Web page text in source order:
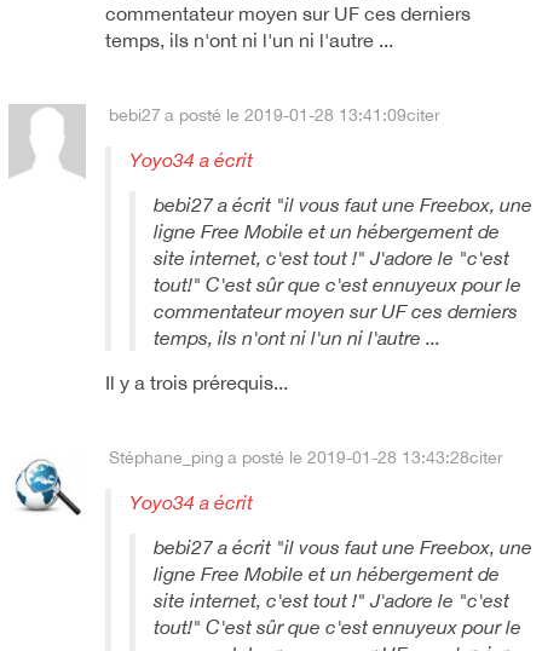
commentateur moyen sur UF ces derniers
temps, ils n'ont ni l'un ni l'autre ...
bebi27 a posté le 2019-01-28 13:41:09citer
Yoyo34 a écrit
bebi27 a écrit "il vous faut une Freebox, une
ligne Free Mobile et un hébergement de
site internet, c'est tout !" J'adore le "c'est
tout!" C'est sûr que c'est ennuyeux pour le
commentateur moyen sur UF ces derniers
temps, ils n'ont ni l'un ni l'autre ...
Il y a trois prérequis...
Stéphane_ping a posté le 2019-01-28 13:43:28citer
Yoyo34 a écrit
bebi27 a écrit "il vous faut une Freebox, une
ligne Free Mobile et un hébergement de
site internet, c'est tout !" J'adore le "c'est
tout!" C'est sûr que c'est ennuyeux pour le